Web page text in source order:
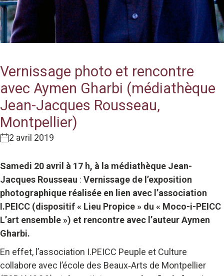
Vernissage photo et rencontre
avec Aymen Gharbi (médiathèque
Jean-Jacques Rousseau,
Montpellier)
2 avril 2019
Samedi 20 avril à 17 h, à la médiathèque Jean-
Jacques Rousseau : Vernissage de l’exposition
photographique réalisée en lien avec l’association
I.PEICC (dispositif « Lieu Propice » du « Moco-i-PEICC
L’art ensemble ») et rencontre avec l’auteur Aymen
Gharbi.
En effet, l’association I.PEICC Peuple et Culture
collabore avec l’école des Beaux‐Arts de Montpellier